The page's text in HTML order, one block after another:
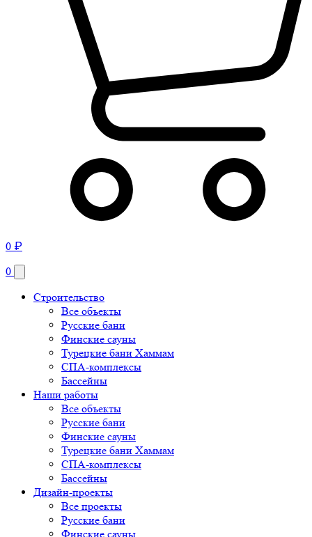
0 ₽
0
Строительство
Все объекты
Русские бани
Финские сауны
Турецкие бани Хаммам
СПА-комплексы
Бассейны
Наши работы
Все объекты
Русские бани
Финские сауны
Турецкие бани Хаммам
СПА-комплексы
Бассейны
Дизайн-проекты
Все проекты
Русские бани
Финские сауны